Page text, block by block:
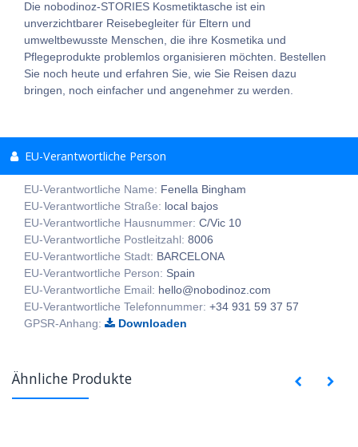
Die nobodinoz-STORIES Kosmetiktasche ist ein
unverzichtbarer Reisebegleiter für Eltern und
umweltbewusste Menschen, die ihre Kosmetika und
Pflegeprodukte problemlos organisieren möchten. Bestellen
Sie noch heute und erfahren Sie, wie Sie Reisen dazu
bringen, noch einfacher und angenehmer zu werden.
EU-Verantwortliche Person
EU-Verantwortliche Name: Fenella Bingham
EU-Verantwortliche Straße: local bajos
EU-Verantwortliche Hausnummer: C/Vic 10
EU-Verantwortliche Postleitzahl: 8006
EU-Verantwortliche Stadt: BARCELONA
EU-Verantwortliche Person: Spain
EU-Verantwortliche Email: hello@nobodinoz.com
EU-Verantwortliche Telefonnummer: +34 931 59 37 57
GPSR-Anhang:
Downloaden
Ähnliche Produkte